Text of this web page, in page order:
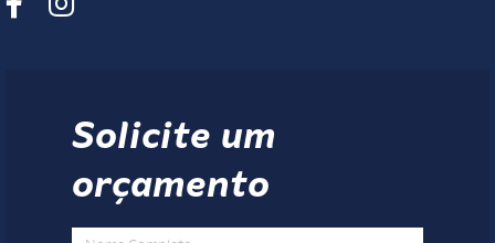
Solicite um
orçamento